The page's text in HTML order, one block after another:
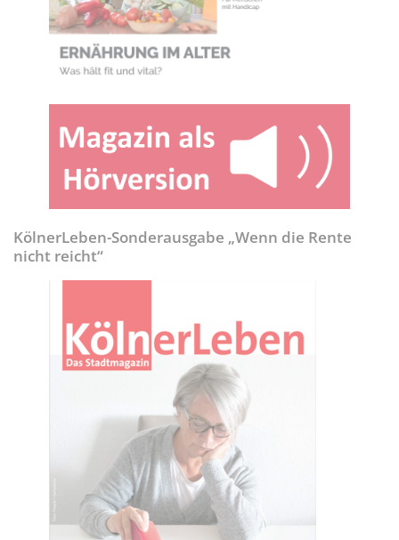
KölnerLeben-Sonderausgabe „Wenn die Rente
nicht reicht“